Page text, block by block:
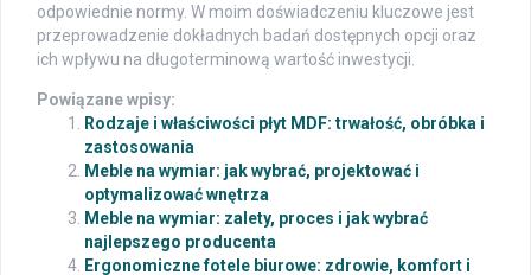
odpowiednie normy. W moim doświadczeniu kluczowe jest
przeprowadzenie dokładnych badań dostępnych opcji oraz
ich wpływu na długoterminową wartość inwestycji.
Powiązane wpisy:
Rodzaje i właściwości płyt MDF: trwałość, obróbka i
zastosowania
Meble na wymiar: jak wybrać, projektować i
optymalizować wnętrza
Meble na wymiar: zalety, proces i jak wybrać
najlepszego producenta
Ergonomiczne fotele biurowe: zdrowie, komfort i